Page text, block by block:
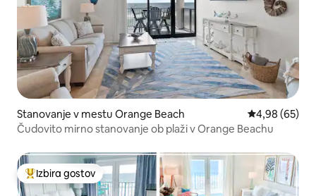
Stanovanje v mestu Orange Beach Povprečna
4,98 (65)
Čudovito mirno stanovanje ob plaži v Orange Beachu
Najbolj priljubljena prenočišča z značko »Izbira gostov«
Izbira gostov